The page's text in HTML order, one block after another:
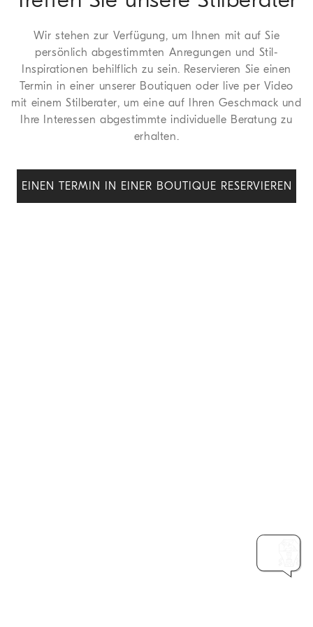
Wir stehen zur Verfügung, um Ihnen mit auf Sie
persönlich abgestimmten Anregungen und Stil-
Inspirationen behilflich zu sein. Reservieren Sie einen
Termin in einer unserer Boutiquen oder live per Video
mit einem Stilberater, um eine auf Ihren Geschmack und
Ihre Interessen abgestimmte individuelle Beratung zu
erhalten.
EINEN TERMIN IN EINER BOUTIQUE RESERVIEREN